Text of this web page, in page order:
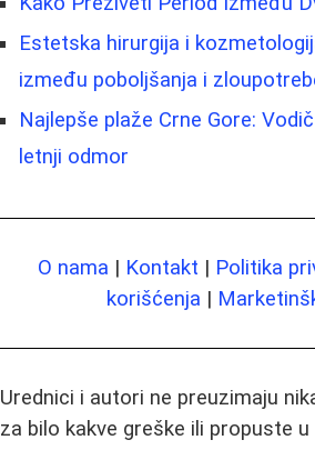
Estetska hirurgija i
između poboljšanja i
Najlepše plaže Crne Gore:
letnji odmor
O nama | Kontakt | Politika
korišćenja |
Urednici i autori ne preuzimaju
za bilo kakve greške ili propuste